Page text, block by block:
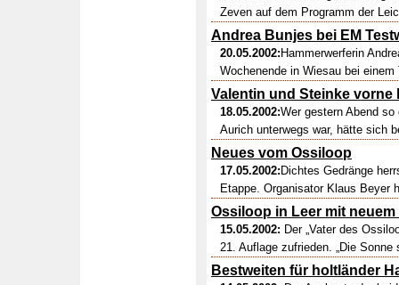
Zeven auf dem Programm der
Andrea Bunjes bei EM
20.05.2002: Hammerwerferin
Wochenende in Wiesau bei
Valentin und Steinke vorne
18.05.2002:Wer gestern Abend
Aurich unterwegs war, hätte sich
Neues vom Ossiloop
17.05.2002: Dichtes Gedränge
Etappe. Organisator Klaus Beyer
Ossiloop in Leer mit
15.05.2002: Der „Vater des
21. Auflage zufrieden. „Die
Bestweiten für holtländer